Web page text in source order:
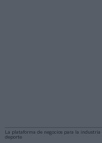
La plataforma de negocios para la industria
deporte